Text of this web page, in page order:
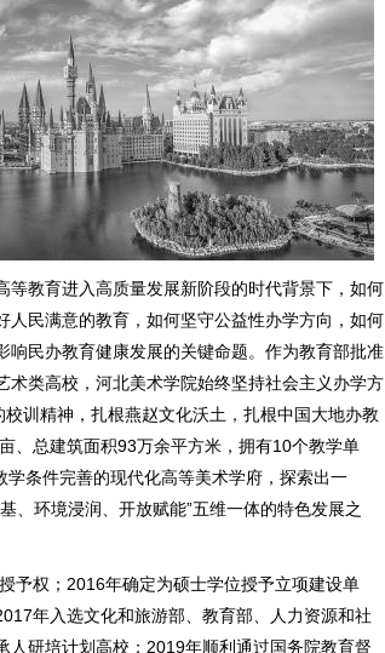
等教育进入高质量发展新阶段的时代背景下，如何
人民满意的教育，如何坚守公益性办学方向，如何
响民办教育健康发展的关键命题。作为教育部批准
术类高校，河北美术学院始终坚持社会主义办学方
校训精神，扎根燕赵文化沃土，扎根中国大地办教
、总建筑面积93万余平方米，拥有10个教学单
条件完善的现代化高等美术学府，探索出一
、环境浸润、开放赋能”五维一体的特色发展之
予权；2016年确定为硕士学位授予立项建设单
年入选文化和旅游部、教育部、人力资源和社
人研培计划高校；2019年顺利通过国务院教育督